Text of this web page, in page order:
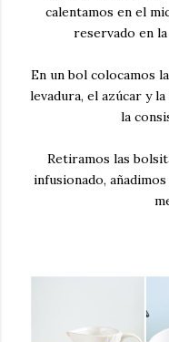
calentamos en el
reservado en
En un bol colocamos
levadura, el azúcar y
la
Retiramos las
infusionado,